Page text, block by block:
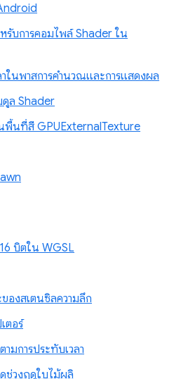
รับการคอมไพล์ Shader ใน
าในพาสการคำนวณและการแสดงผล
ดูล Shader
พื้นที่สี GPUExternalTexture
บิตใน WGSL
องสเตนซิลความลึก
ตอร์
มการประทับเวลา
ช่วงฤดูใบไม้ผลิ